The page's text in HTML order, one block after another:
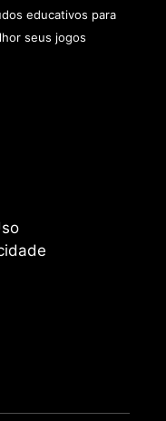
educativos para
seus jogos